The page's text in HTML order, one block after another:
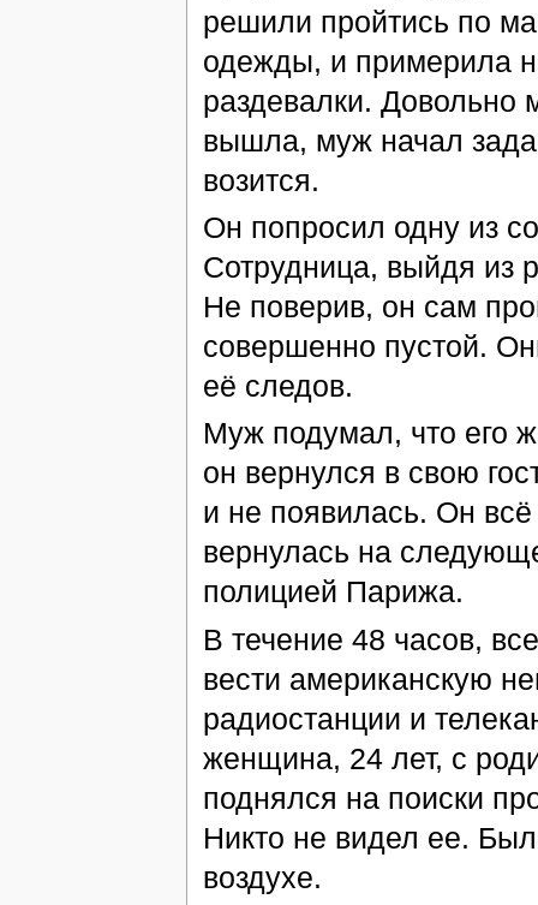
решили пройтись по
одежды, и примерила
раздевалки. Довольно
вышла, муж начал
возится.
Он попросил одну из
Сотрудница, выйдя из
Не поверив, он сам
совершенно пустой.
её следов.
Муж подумал, что его
он вернулся в свою
и не появилась. Он
вернулась на
полицией Парижа.
В течение 48 часов,
вести американскую
радиостанции и
женщина, 24 лет, с
поднялся на поиски
Никто не видел ее.
воздухе.